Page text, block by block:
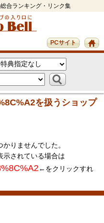
合ランキング・リンク集
PCサイト
を扱うショップ
りませんでした。
示されている場合は
←をクリックすれ